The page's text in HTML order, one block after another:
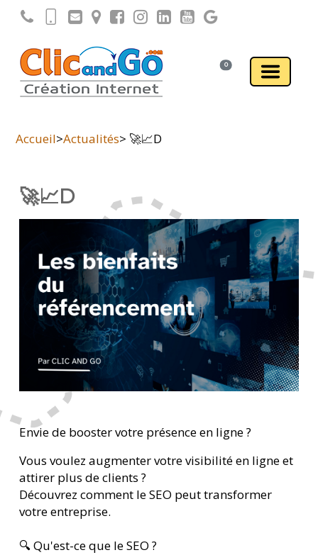
0
Accueil>Actualités> 🚀📈D
🚀📈D
Envie de booster votre présence en ligne ?
Vous voulez augmenter votre visibilité en ligne et
attirer plus de clients ?
Découvrez comment le SEO peut transformer
votre entreprise.
🔍 Qu'est-ce que le SEO ?